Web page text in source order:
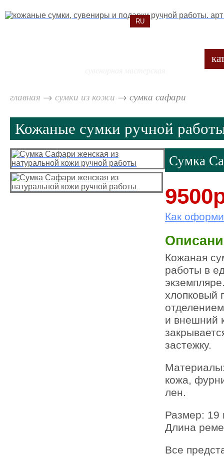
RU ENG
главная → сумки из кожи → сумка сафари
Кожаные сумки ручной
Сумка
Как
Кожаная
работы в
хлопковый
и внешний
застежку.
кожа,
лен.
Размер: 19
Длина
Все